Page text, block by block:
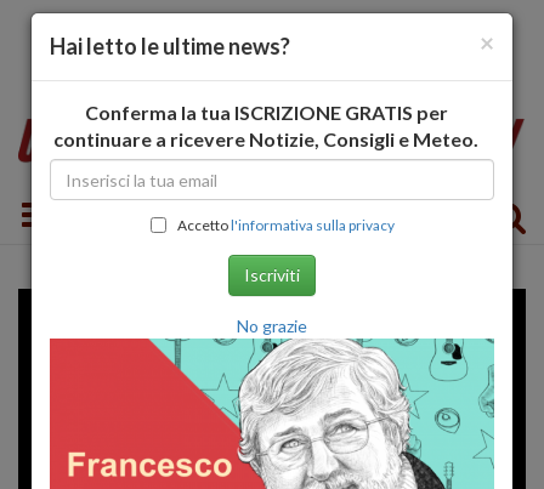
Toggle navigation
×
Hai letto le ultime news?
Conferma la tua ISCRIZIONE GRATIS per
continuare a ricevere Notizie, Consigli e Meteo.
Accettol'informativa sulla privacy
Iscriviti
No grazie